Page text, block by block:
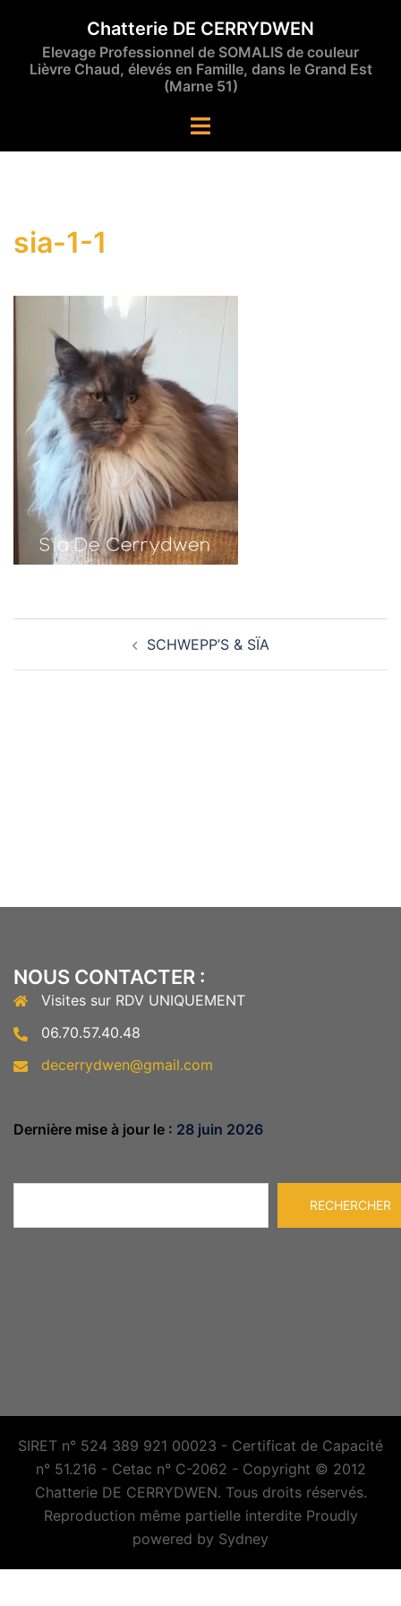
contenu
Chatterie DE CERRYDWEN
Elevage Professionnel de SOMALIS de couleur
Lièvre Chaud, élevés en Famille, dans le Grand Est
(Marne 51)
Ouvrir/fermer
sia-1-1
SCHWEPP’S & SÏA
NOUS CONTACTER :
Visites sur RDV UNIQUEMENT
06.70.57.40.48
decerrydwen@gmail.com
Dernière mise à jour le : 28 juin 2026
RECHERCHER
SIRET n° 524 389 921 00023 - Certificat de Capacité
n° 51.216 - Cetac n° C-2062 - Copyright © 2012
Chatterie DE CERRYDWEN. Tous droits réservés.
Reproduction même partielle interdite Proudly
powered by Sydney